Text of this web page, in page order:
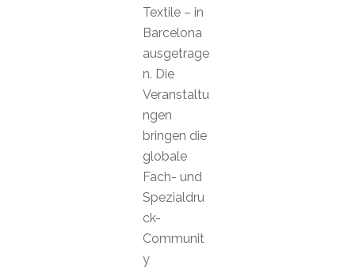
Textile – in
Barcelona
ausgetrage
n. Die
Veranstaltu
ngen
bringen die
globale
Fach- und
Spezialdru
ck-
Communit
y